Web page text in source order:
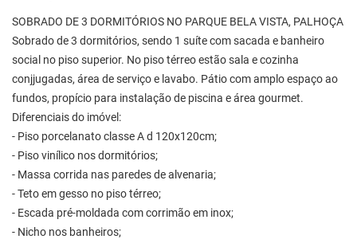
SOBRADO DE 3 DORMITÓRIOS NO PARQUE BELA VISTA, PALHOÇA
Sobrado de 3 dormitórios, sendo 1 suíte com sacada e banheiro
social no piso superior. No piso térreo estão sala e cozinha
conjjugadas, área de serviço e lavabo. Pátio com amplo espaço ao
fundos, propício para instalação de piscina e área gourmet.
Diferenciais do imóvel:
- Piso porcelanato classe A d 120x120cm;
- Piso vinílico nos dormitórios;
- Massa corrida nas paredes de alvenaria;
- Teto em gesso no piso térreo;
- Escada pré-moldada com corrimão em inox;
- Nicho nos banheiros;